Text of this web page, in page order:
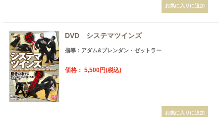
DVD システマツインズ
指導：アダム&ブレンダン・ゼットラー
価格： 5,500円(税込)